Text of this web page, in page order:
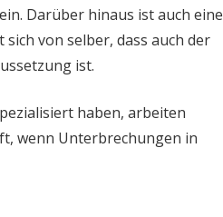
Darüber hinaus ist auch eine
von selber, dass auch der
ist.
haben, arbeiten
wenn Unterbrechungen in